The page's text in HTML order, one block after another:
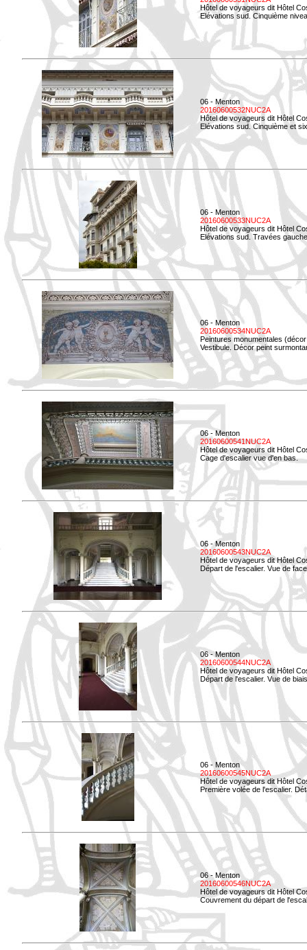
Hôtel de voyageurs dit Hôtel
Elévations sud. Cinquième
06 - Menton
20160600532NUC2A
Hôtel de voyageurs dit Hôtel
Elévations sud. Cinquième et
06 - Menton
20160600533NUC2A
Hôtel de voyageurs dit Hôtel
Elévations sud. Travées
06 - Menton
20160600534NUC2A
Peintures monumentales
Vestibule. Décor peint
06 - Menton
20160600541NUC2A
Hôtel de voyageurs dit Hôtel
Cage d'escalier vue d'en bas.
06 - Menton
20160600543NUC2A
Hôtel de voyageurs dit Hôtel
Départ de l'escalier. Vue de
06 - Menton
20160600544NUC2A
Hôtel de voyageurs dit Hôtel
Départ de l'escalier. Vue de
06 - Menton
20160600545NUC2A
Hôtel de voyageurs dit Hôtel
Première volée de l'escalier.
06 - Menton
20160600546NUC2A
Hôtel de voyageurs dit Hôtel
Couvrement du départ de